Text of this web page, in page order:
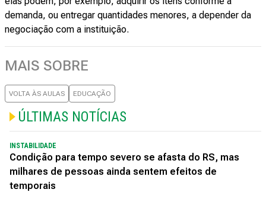
demanda, ou entregar quantidades menores, a depender da
negociação com a instituição.
MAIS SOBRE
VOLTA ÀS AULAS EDUCAÇÃO
ÚLTIMAS NOTÍCIAS
INSTABILIDADE
Condição para tempo severo se afasta do RS, mas
milhares de pessoas ainda sentem efeitos de
temporais